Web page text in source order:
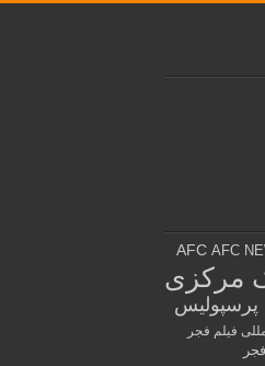
AFC AFC
مرکزی
پرسپولیس
فیلم فجر